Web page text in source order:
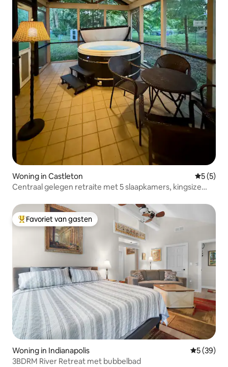
Woning in Castleton
5 (5)
Centraal gelegen retraite met 5 slaapkamers, kingsize
Topfavoriet van gasten
Favoriet van gasten
Woning in Indianapolis
5 (39)
3BDRM River Retreat met bubbelbad